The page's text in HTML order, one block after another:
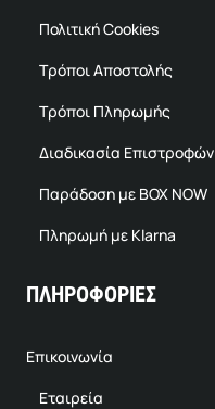
Πολιτική Cookies
Τρόποι Αποστολής
Τρόποι Πληρωμής
Διαδικασία Επιστροφών
Παράδοση με BOX NOW
Πληρωμή με Klarna
ΠΛΗΡΟΦΟΡΙΕΣ
Επικοινωνία
Εταιρεία